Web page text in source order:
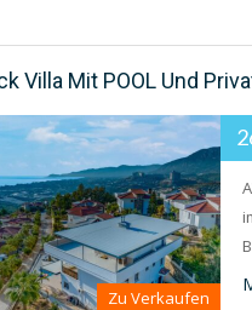
Villa Mit POOL Und
Zu Verkaufen